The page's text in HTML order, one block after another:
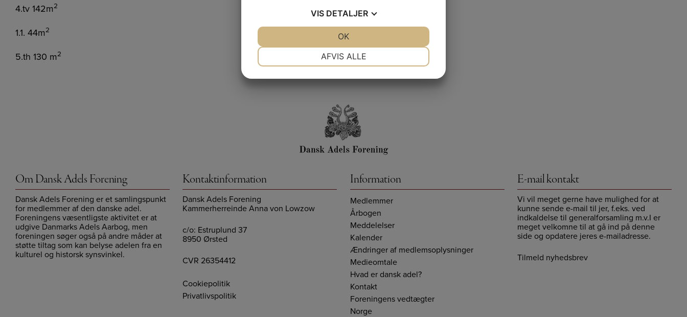
4.tv 142m2
1.1. 44m2
5.th 130 m2
Om Dansk Adels Forening
Dansk Adels Forening er et samlingspunkt
for medlemmer af den danske adel.
Foreningens væsentligste aktivitet er at
udgive Danmarks Adels Aarbog, men
foreningen søger også på andre måder at
støtte tiltag som kan belyse adelen fra en
kulturel og historsk synsvinkel.
Kontaktinformation
Dansk Adels Forening
Kammerherreinde Anna von Lowzow
c/o: Estruplund 37
8950 Ørsted
CVR 26354412
Cookiepolitik
Privatlivspolitik
Information
Medlemmer
Årbogen
Meddelelser
Kalender
Ændringer af medlemsoplysninger
Medieomtale
Hvad er dansk adel?
Kontakt
Foreningens vedtægter
Norge
E-mail kontakt
Vi vil meget gerne have mulighed for at
kunne sende e-mail til jer, f.eks. ved
indkaldelse til generalforsamling m.v.I er
meget velkomne til at gå ind på denne
side og opdatere jeres e-mailadresse.
Tilmeld nyhedsbrev
VIS DETALJER
AFVIS ALLE
OK